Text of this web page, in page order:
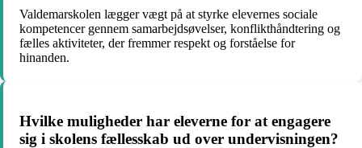
Valdemarskolen lægger vægt på at styrke elevernes sociale
kompetencer gennem samarbejdsøvelser, konflikthåndtering og
fælles aktiviteter, der fremmer respekt og forståelse for
hinanden.
Hvilke muligheder har eleverne for at engagere
sig i skolens fællesskab ud over undervisningen?